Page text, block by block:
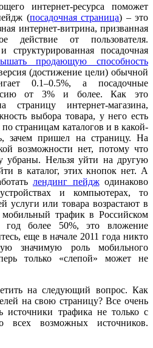
интернет-ресурса поможет
(посадочная страница) – это
интернет-витрина, призванная
действие от пользователя.
посадочная
продающую способность
(достижение цели) обычной
0.1–0.5%, а посадочные
от 3% и более. Как это
страницу интернет-магазина,
выбора товара, у него есть
страницам каталогов и в какой-
зачем пришел на страницу. На
возможности нет, потому что
убраны. Нельзя уйти на другую
в каталог, этих кнопок нет. А
лендинг пейджодинаково
и компьютерах, то
услуги или товара возрастают в
трафик в Российском
год более 50%, это вложение
еще в начале 2011 года никто
значимую роль мобильного
только «слепой» может не
на следующий вопрос. Как
на свою страницу? Все очень
источники трафика не только с
всех возможных источников.